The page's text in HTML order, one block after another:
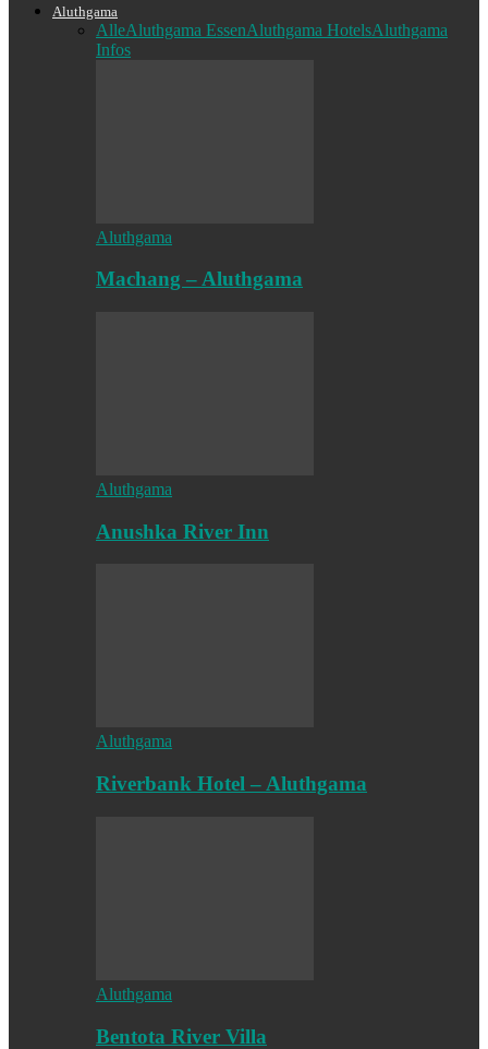
Aluthgama
AlleAluthgama EssenAluthgama HotelsAluthgama
Infos
Aluthgama
Machang – Aluthgama
Aluthgama
Anushka River Inn
Aluthgama
Riverbank Hotel – Aluthgama
Aluthgama
Bentota River Villa